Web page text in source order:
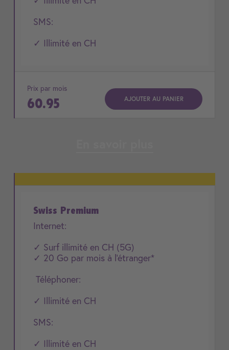
SMS:
✓ Illimité en CH
Prix par mois
60.95 AJOUTER AU PANIER
Swiss Premium
Internet:
✓ Surf illimité en CH (5G)
✓ 20 Go par mois à l'étranger*
Téléphoner:
✓ Illimité en CH
SMS:
✓ Illimité en CH